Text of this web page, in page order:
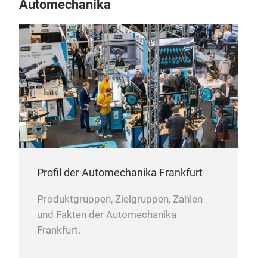
Automechanika
Profil der Automechanika Frankfurt
Produktgruppen, Zielgruppen, Zahlen
und Fakten der Automechanika
Frankfurt.